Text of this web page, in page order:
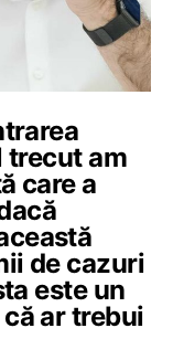
trecut am
care a
de cazuri
este un
ar trebui